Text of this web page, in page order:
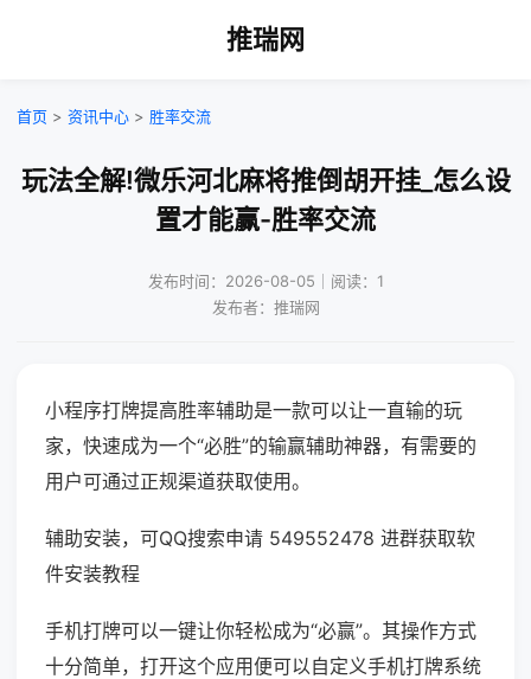
推瑞网
首页 > 资讯中心 > 胜率交流
玩法全解!微乐河北麻将推倒胡开挂_怎么设
置才能赢-胜率交流
发布时间：2026-08-05｜阅读：1
发布者：推瑞网
小程序打牌提高胜率辅助是一款可以让一直输的玩
家，快速成为一个“必胜”的输赢辅助神器，有需要的
用户可通过正规渠道获取使用。
辅助安装，可QQ搜索申请 549552478 进群获取软
件安装教程
手机打牌可以一键让你轻松成为“必赢”。其操作方式
十分简单，打开这个应用便可以自定义手机打牌系统